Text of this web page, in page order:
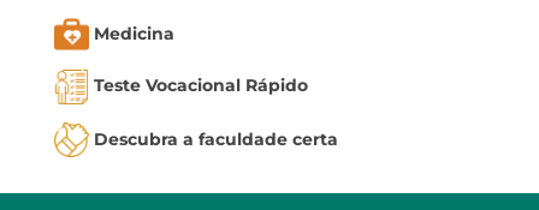
Medicina
Teste Vocacional Rápido
Descubra a faculdade certa